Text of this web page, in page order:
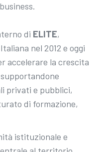
di ELITE,
nel 2012 e oggi
accelerare la crescita
privati e pubblici,
di formazione,
istituzionale e